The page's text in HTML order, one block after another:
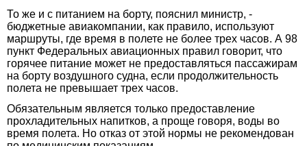
То же и с питанием на борту, пояснил министр, -
бюджетные авиакомпании, как правило, используют
маршруты, где время в полете не более трех часов. А 98
пункт Федеральных авиационных правил говорит, что
горячее питание может не предоставляться пассажирам
на борту воздушного судна, если продолжительность
полета не превышает трех часов.
Обязательным является только предоставление
прохладительных напитков, а проще говоря, воды во
время полета. Но отказ от этой нормы не рекомендован